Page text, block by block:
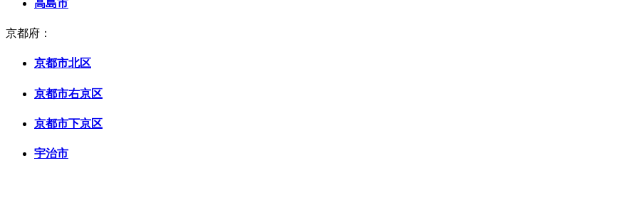
高島市
京都府：
京都市北区
京都市右京区
京都市下京区
宇治市